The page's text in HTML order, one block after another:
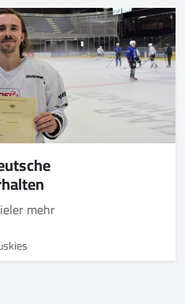
mehr